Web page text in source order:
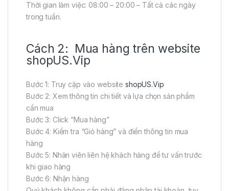
Thời gian làm việc: 08:00 – 20:00 – Tất cả các ngày
trong tuần.
Cách 2: Mua hàng trên website
shopUS.Vip
Bước 1: Truy cập vào website shopUS.Vip
Bước 2: Xem thông tin chi tiết và lựa chọn sản phẩm
cần mua
Bước 3: Click “Mua hàng”
Bước 4: Kiểm tra “Giỏ hàng” và điền thông tin mua
hàng
Bước 5: Nhân viên liên hệ khách hàng để tư vấn trước
khi giao hàng
Bước 6: Nhận hàng